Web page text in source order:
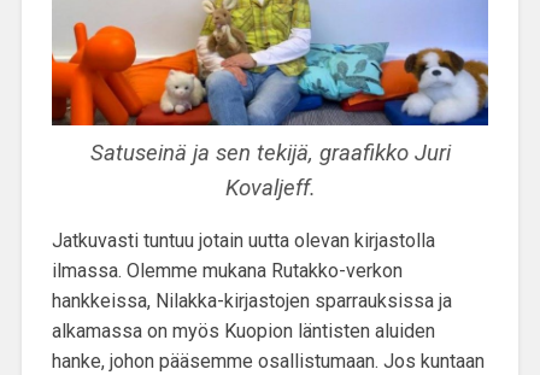
Satuseinä ja sen tekijä, graafikko Juri
Kovaljeff.
Jatkuvasti tuntuu jotain uutta olevan kirjastolla
ilmassa. Olemme mukana Rutakko-verkon
hankkeissa, Nilakka-kirjastojen sparrauksissa ja
alkamassa on myös Kuopion läntisten aluiden
hanke, johon pääsemme osallistumaan. Jos kuntaan